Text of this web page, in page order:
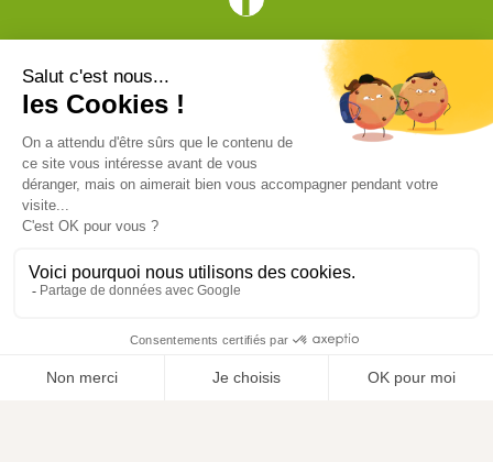
Vive l'élevage
Achat en ligne
Services
Aide & Conseils
© ViveLelevage 2026